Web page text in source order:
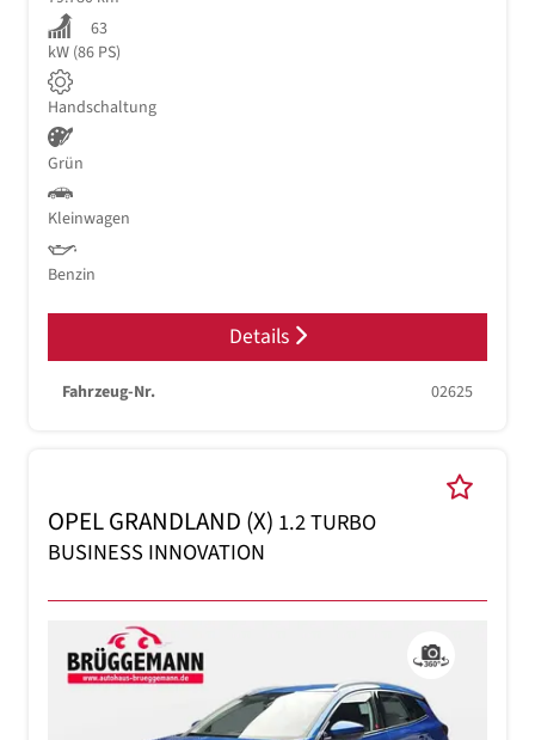
63
kW (86 PS)
Handschaltung
Grün
Kleinwagen
Benzin
Details
Fahrzeug-Nr. 02625
OPEL GRANDLAND (X) 1.2 TURBO
BUSINESS INNOVATION